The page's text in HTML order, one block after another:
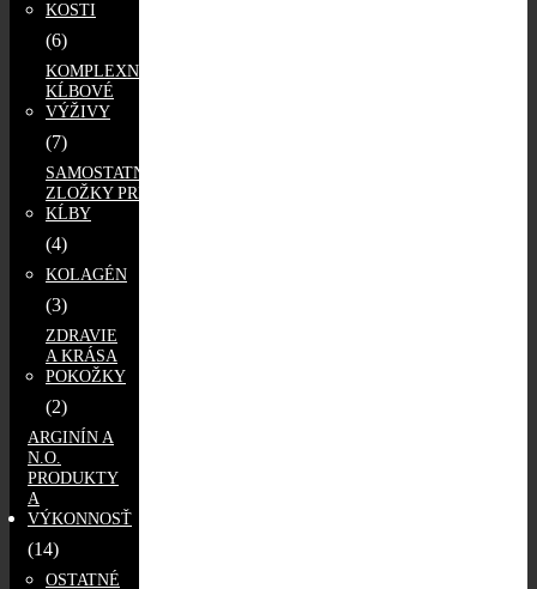
KOSTI
(6)
KOMPLEXNÉ
KĹBOVÉ
VÝŽIVY
(7)
SAMOSTATNÉ
ZLOŽKY PRE
KĹBY
(4)
KOLAGÉN
(3)
ZDRAVIE
A KRÁSA
POKOŽKY
(2)
ARGINÍN A
N.O.
PRODUKTY
A
VÝKONNOSŤ
(14)
OSTATNÉ